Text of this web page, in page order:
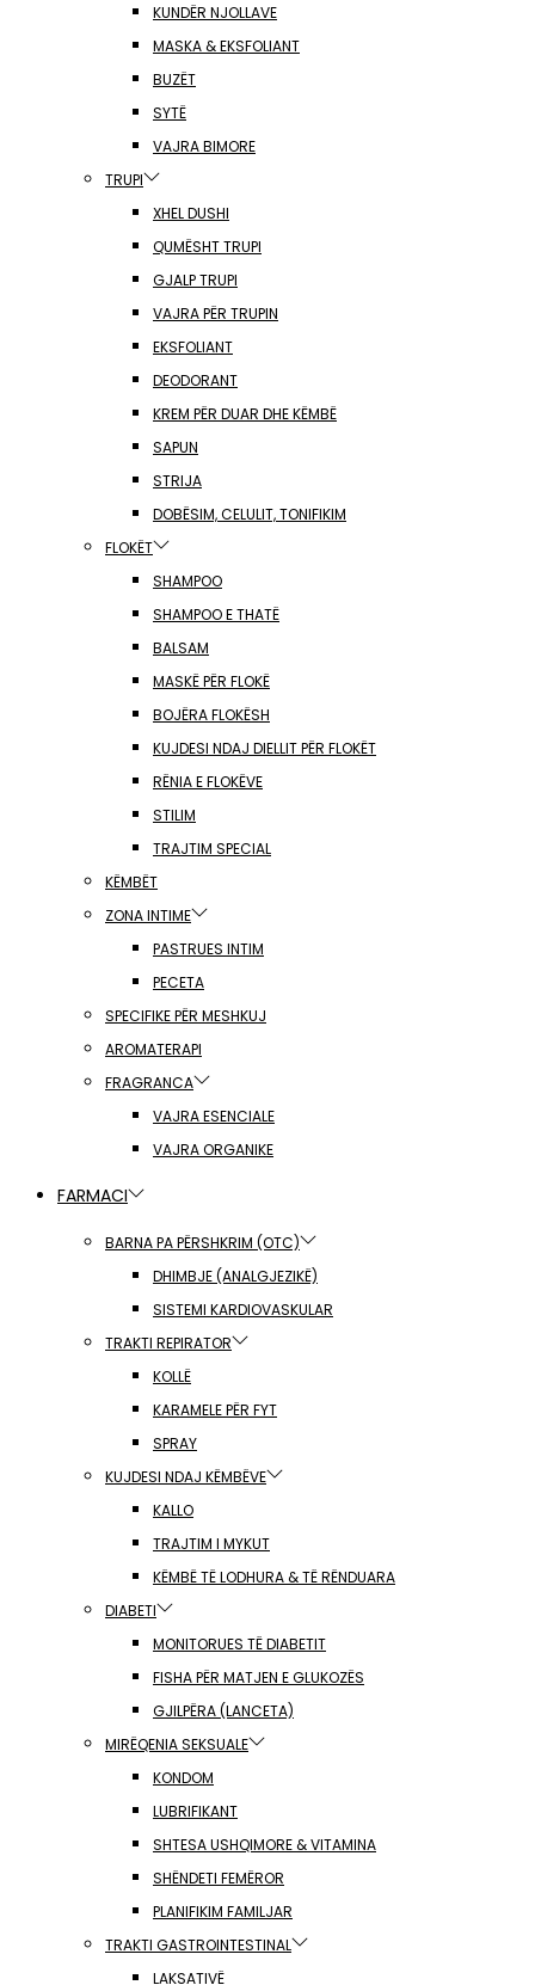
KUNDËR NJOLLAVE
MASKA & EKSFOLIANT
BUZËT
SYTË
VAJRA BIMORE
TRUPI
XHEL DUSHI
QUMËSHT TRUPI
GJALP TRUPI
VAJRA PËR TRUPIN
EKSFOLIANT
DEODORANT
KREM PËR DUAR DHE KËMBË
SAPUN
STRIJA
DOBËSIM, CELULIT, TONIFIKIM
FLOKËT
SHAMPOO
SHAMPOO E THATË
BALSAM
MASKË PËR FLOKË
BOJËRA FLOKËSH
KUJDESI NDAJ DIELLIT PËR FLOKËT
RËNIA E FLOKËVE
STILIM
TRAJTIM SPECIAL
KËMBËT
ZONA INTIME
PASTRUES INTIM
PECETA
SPECIFIKE PËR MESHKUJ
AROMATERAPI
FRAGRANCA
VAJRA ESENCIALE
VAJRA ORGANIKE
FARMACI
BARNA PA PËRSHKRIM (OTC)
DHIMBJE (ANALGJEZIKË)
SISTEMI KARDIOVASKULAR
TRAKTI REPIRATOR
KOLLË
KARAMELE PËR FYT
SPRAY
KUJDESI NDAJ KËMBËVE
KALLO
TRAJTIM I MYKUT
KËMBË TË LODHURA & TË RËNDUARA
DIABETI
MONITORUES TË DIABETIT
FISHA PËR MATJEN E GLUKOZËS
GJILPËRA (LANCETA)
MIRËQENIA SEKSUALE
KONDOM
LUBRIFIKANT
SHTESA USHQIMORE & VITAMINA
SHËNDETI FEMËROR
PLANIFIKIM FAMILJAR
TRAKTI GASTROINTESTINAL
LAKSATIVË